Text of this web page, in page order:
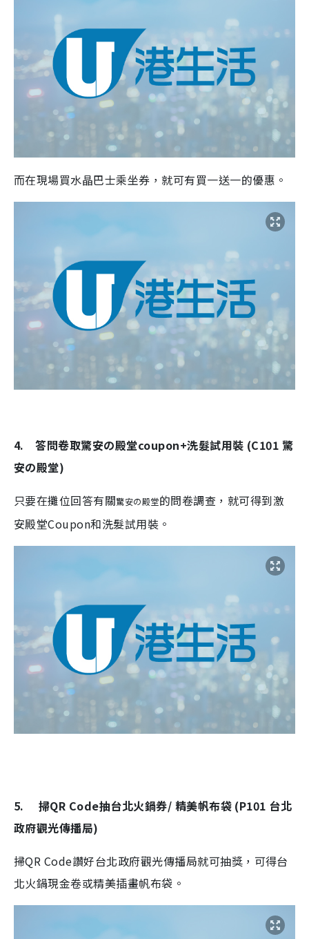
而在現場買水晶巴士乘坐券，就可有買一送一的優惠。
4. 答問卷取驚安の殿堂coupon+洗髮試用裝 (C101 驚
安の殿堂)
只要在攤位回答有關驚安の殿堂的問卷調查，就可得到激
安殿堂Coupon和洗髮試用裝。
5. 掃QR Code抽台北火鍋券/ 精美帆布袋 (P101 台北
政府觀光傳播局)
掃QR Code讚好台北政府觀光傳播局就可抽獎，可得台
北火鍋現金卷或精美插畫帆布袋。